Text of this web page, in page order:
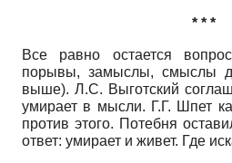
* * *
Все равно остается
порывы, замыслы, смыслы
выше). Л.С. Выготский
умирает в мысли. Г.Г. Шпет
против этого. Потебня
ответ: умирает и живет. Где